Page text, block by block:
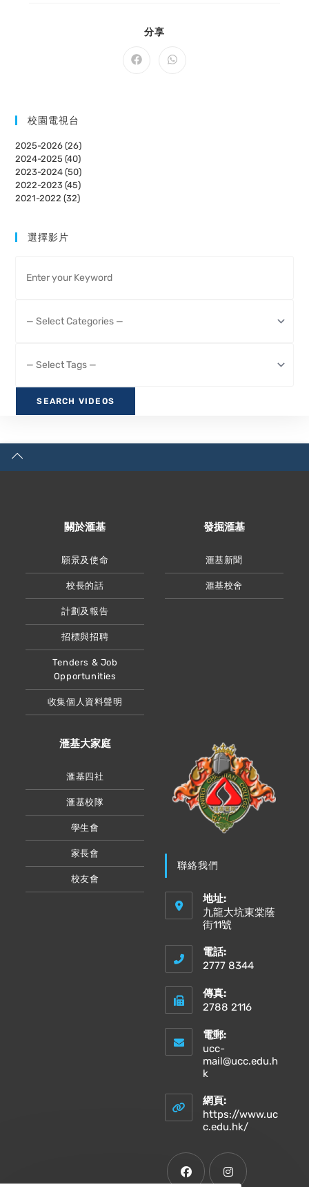
分享
CONTENT
Opens
Opens
校園電視台
2025-2026 (26)
2024-2025 (40)
2023-2024 (50)
2022-2023 (45)
2021-2022 (32)
選擇影片
關於滙基
願景及使命
校長的話
計劃及報告
招標與招聘
Tenders & Job
Opportunities
收集個人資料聲明
發掘滙基
滙基新聞
滙基校舍
滙基大家庭
滙基四社
滙基校隊
學生會
家長會
校友會
聯絡我們
地址:
九龍大坑東棠蔭
街11號
電話:
2777 8344
傳真:
2788 2116
電郵:
ucc-
mail@ucc.edu.h
k
your
application
網頁:
https://www.uc
c.edu.hk/Opens